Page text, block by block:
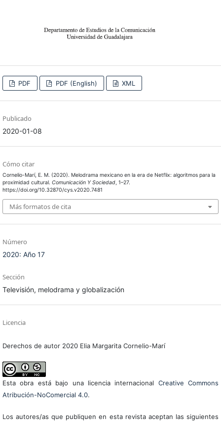
PDF PDF (English) XML
Publicado
2020-01-08
Cómo citar
Cornelio-Marí, E. M. (2020). Melodrama mexicano en la era de Netflix: algoritmos para la
proximidad cultural. Comunicación Y Sociedad, 1–27.
https://doi.org/10.32870/cys.v2020.7481
Más formatos de cita
Número
2020: Año 17
Sección
Televisión, melodrama y globalización
Licencia
Derechos de autor 2020 Elia Margarita Cornelio-Marí
Esta obra está bajo una licencia internacional Creative Commons
Atribución-NoComercial 4.0.
Los autores/as que publiquen en esta revista aceptan las siguientes